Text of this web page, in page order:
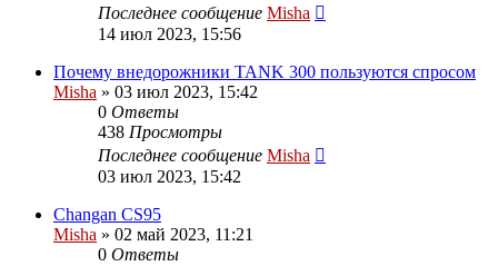
Последнее сообщение Misha
14 июл 2023, 15:56
Почему внедорожники TANK 300 пользуются спросом
Misha » 03 июл 2023, 15:42
0 Ответы
438 Просмотры
Последнее сообщение Misha
03 июл 2023, 15:42
Changan CS95
Misha » 02 май 2023, 11:21
0 Ответы